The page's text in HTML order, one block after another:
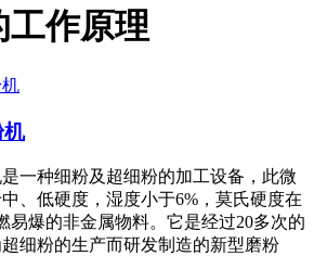
工作原理
机
一种细粉及超细粉的加工设备，此微
、低硬度，湿度小于6%，莫氏硬度在
易爆的非金属物料。它是经过20多次的
细粉的生产而研发制造的新型磨粉